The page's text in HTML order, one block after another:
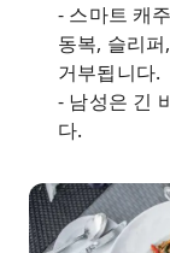
- 스마트 캐
동복, 슬리
거부됩니다.
- 남성은 긴
다.